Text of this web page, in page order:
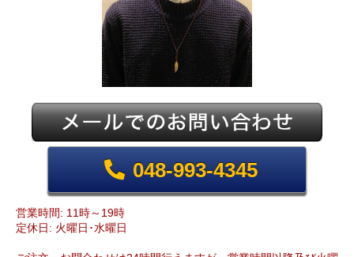
048-993-4345
営業時間: 11時～19時
定休日: 火曜日･水曜日